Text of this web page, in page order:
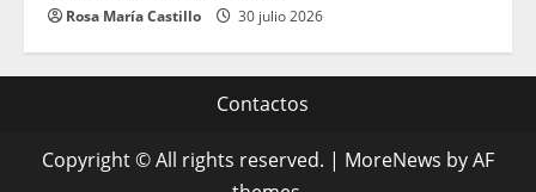
Rosa María Castillo 30 julio 2026
Contactos
Copyright © All rights reserved. | MoreNews by AF